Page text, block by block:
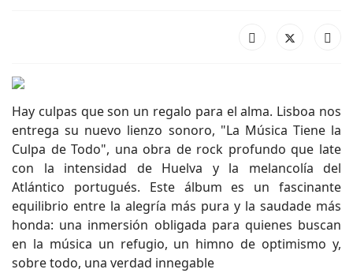
Hay culpas que son un regalo para el alma. Lisboa nos
entrega su nuevo lienzo sonoro, "La Música Tiene la
Culpa de Todo", una obra de rock profundo que late
con la intensidad de Huelva y la melancolía del
Atlántico portugués. Este álbum es un fascinante
equilibrio entre la alegría más pura y la saudade más
honda: una inmersión obligada para quienes buscan
en la música un refugio, un himno de optimismo y,
sobre todo, una verdad innegable